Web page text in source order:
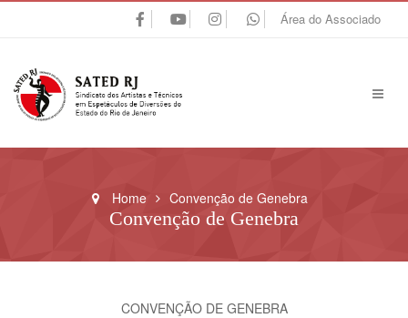
Área do Associado
Home Convenção de Genebra
Convenção de Genebra
CONVENÇÃO DE GENEBRA